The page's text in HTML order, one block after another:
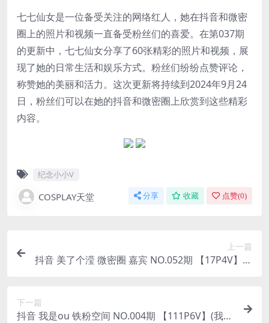
七七仙女是一位备受关注的网络红人，她在抖音和微密
圈上的照片和视频一直备受粉丝们的喜爱。在第037期
的更新中，七七仙女分享了60张精彩的照片和视频，展
现了她的日常生活和娱乐方式。粉丝们纷纷点赞评论，
称赞她的美丽和活力。这次更新将持续到2024年9月24
日，粉丝们可以在她的抖音和微密圈上欣赏到这些精彩
内容。
纪念小小V
COSPLAY天堂 分享 收藏 点赞(0)
上一篇
抖音 美了个滢 微密圈 嘉宾 NO.052期 【17P4V】最
下一篇
抖音 我是ou 铁粉空间 NO.004期 【111P6V】(我是